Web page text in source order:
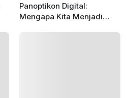
Panoptikon Digital:
Mengapa Kita Menjadi